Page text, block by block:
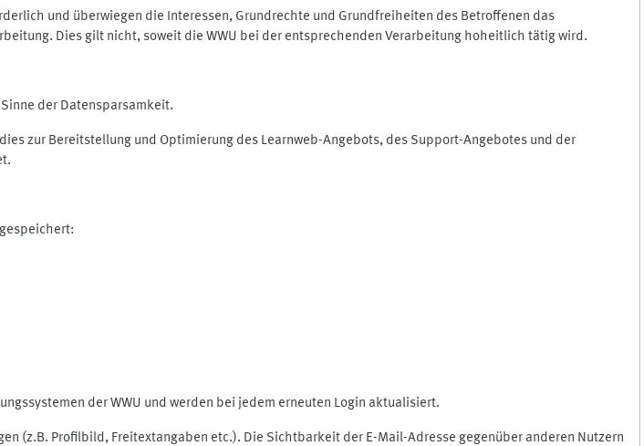
und überwiegen die Interessen, Grundrechte und Grundfreiheiten des Betroffenen das
Dies gilt nicht, soweit die WWU bei der entsprechenden Verarbeitung hoheitlich tätig wird.
der Datensparsamkeit.
zur Bereitstellung und Optimierung des Learnweb-Angebots, des Support-Angebotes und der
der WWU und werden bei jedem erneuten Login aktualisiert.
(z.B. Profilbild, Freitextangaben etc.). Die Sichtbarkeit der E-Mail-Adresse gegenüber anderen Nutzern